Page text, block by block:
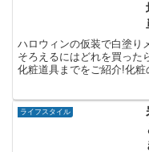
ハロウィンの仮装で白塗り
そろえるにはどれを買った
化粧道具までをご紹介!化粧
ライフスタイル